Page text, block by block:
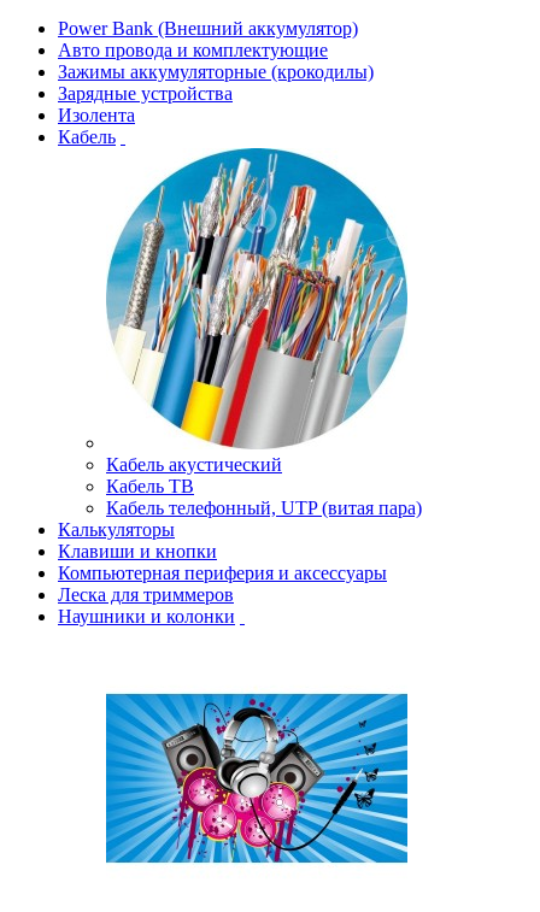
Power Bank (Внешний аккумулятор)
Авто провода и комплектующие
Зажимы аккумуляторные (крокодилы)
Зарядные устройства
Изолента
Кабель
Кабель акустический
Кабель ТВ
Кабель телефонный, UTP (витая пара)
Калькуляторы
Клавиши и кнопки
Компьютерная периферия и аксессуары
Леска для триммеров
Наушники и колонки